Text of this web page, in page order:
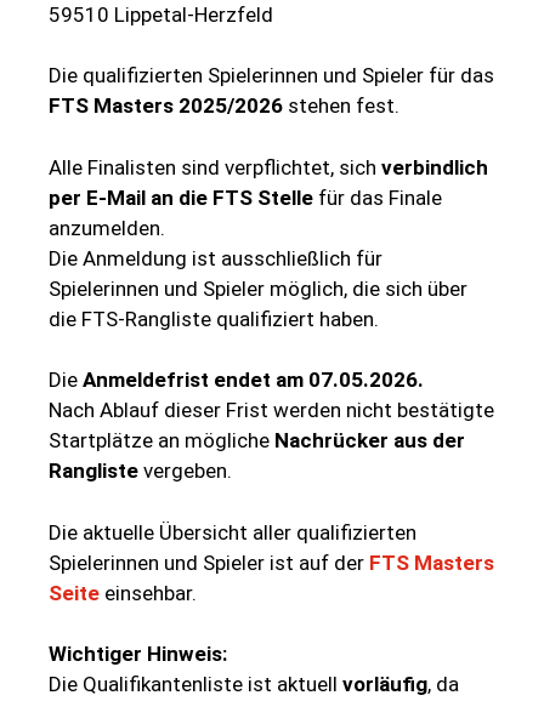
59510 Lippetal-Herzfeld
Die qualifizierten Spielerinnen und Spieler für das
FTS Masters 2025/2026 stehen fest.
Alle Finalisten sind verpflichtet, sich verbindlich
per E-Mail an die FTS Stelle für das Finale
anzumelden.
Die Anmeldung ist ausschließlich für
Spielerinnen und Spieler möglich, die sich über
die FTS-Rangliste qualifiziert haben.
Die Anmeldefrist endet am 07.05.2026.
Nach Ablauf dieser Frist werden nicht bestätigte
Startplätze an mögliche Nachrücker aus der
Rangliste vergeben.
Die aktuelle Übersicht aller qualifizierten
Spielerinnen und Spieler ist auf der FTS Masters
Seite einsehbar.
Wichtiger Hinweis:
Die Qualifikantenliste ist aktuell vorläufig, da